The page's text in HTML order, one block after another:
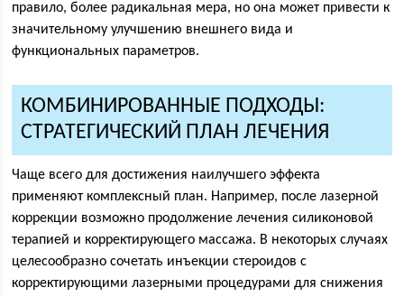
правило, более радикальная мера, но она может привести к
значительному улучшению внешнего вида и
функциональных параметров.
КОМБИНИРОВАННЫЕ ПОДХОДЫ:
СТРАТЕГИЧЕСКИЙ ПЛАН ЛЕЧЕНИЯ
Чаще всего для достижения наилучшего эффекта
применяют комплексный план. Например, после лазерной
коррекции возможно продолжение лечения силиконовой
терапией и корректирующего массажа. В некоторых случаях
целесообразно сочетать инъекции стероидов с
корректирующими лазерными процедурами для снижения